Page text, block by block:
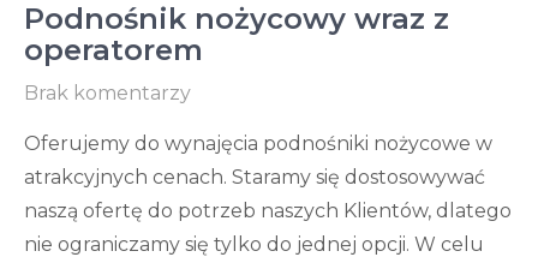
Podnośnik nożycowy wraz z
operatorem
Brak komentarzy
Oferujemy do wynajęcia podnośniki nożycowe w
atrakcyjnych cenach. Staramy się dostosowywać
naszą ofertę do potrzeb naszych Klientów, dlatego
nie ograniczamy się tylko do jednej opcji. W celu